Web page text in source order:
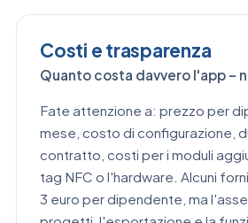
Costi e trasparenza
Quanto costa davvero l'app –
Fate attenzione a: prezzo per
mese, costo di configurazione,
contratto, costi per i moduli
tag NFC o l'hardware. Alcuni
3 euro per dipendente, ma